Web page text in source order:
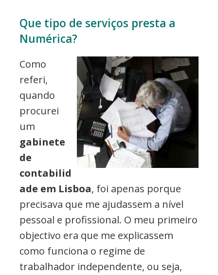
Que tipo de serviços presta a
Numérica?
Como
referi,
quando
procurei
um
gabinete
de
contabilid
ade em Lisboa, foi apenas porque
precisava que me ajudassem a nível
pessoal e profissional. O meu primeiro
objectivo era que me explicassem
como funciona o regime de
trabalhador independente, ou seja,